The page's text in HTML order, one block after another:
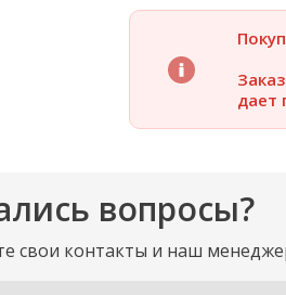
дает
вопросы?
свои контакты и наш